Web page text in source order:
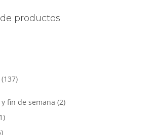
productos
(137)
fin de semana (2)